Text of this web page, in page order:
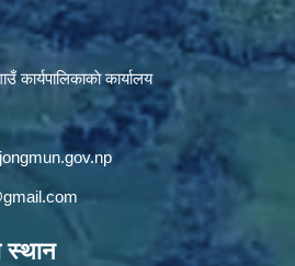
कार्यपालिकाकाे कार्यालय
स्थान